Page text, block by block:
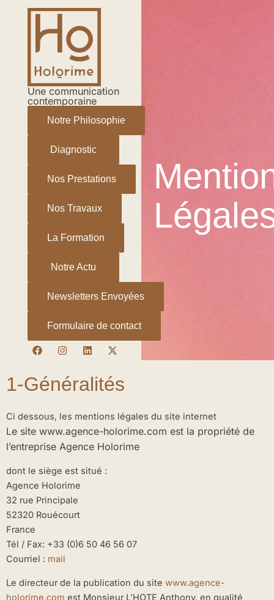
Une communication
contemporaine
Notre Philosophie
Diagnostic
Nos Prestations
Nos Travaux
La Formation
Notre Actu
Newsletters Envoyées
Formulaire de contact
F
a
b
o
k
I
n
a
g
a
m
L
i
k
e
d
n
X
-
w
i
t
e
r
1-Généralités
Ci dessous, les mentions légales du site internet
Le site www.agence-holorime.com est la propriété de
l’entreprise Agence Holorime
dont le siège est situé :
Agence Holorime
32 rue Principale
52320 Rouécourt
France
Tél / Fax: +33 (0)6 50 46 56 07
Courriel : mail
Le directeur de la publication du site www.agence-
holorime.com est Monsieur L’HOTE Anthony, en qualité